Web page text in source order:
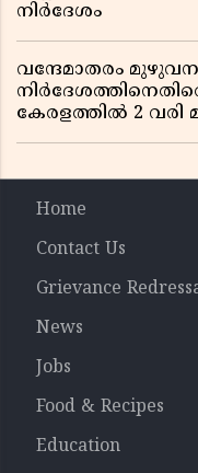
നിർദേശം
വന്ദേമാതരം
കേരളത്തിൽ 2 വരി
Home
Contact Us
Grievance
News
Jobs
Food & Recipes
Education